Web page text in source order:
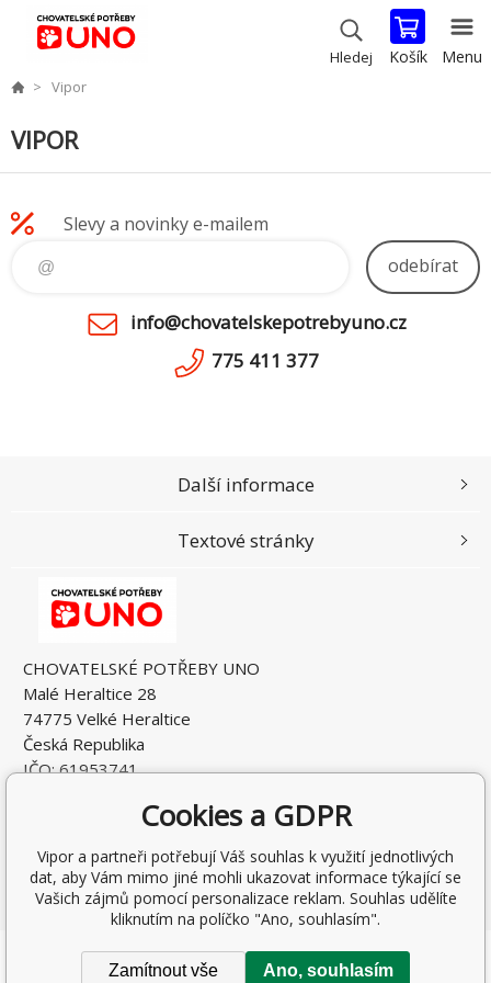
Hledej Košík Menu
Vipor
VIPOR
Slevy a novinky e-mailem
odebírat
info@chovatelskepotrebyuno.cz
775 411 377
CHOVATELSKÉ POTŘEBY UNO
Malé Heraltice 28
74775 Velké Heraltice
Česká Republika
IČO: 61953741
Další informace
Textové stránky
Copyright © 2026 Rostislav Hňátek
Cookies a GDPR
Vipor a partneři potřebují Váš souhlas k využití jednotlivých
dat, aby Vám mimo jiné mohli ukazovat informace týkající se
Vašich zájmů pomocí personalizace reklam. Souhlas udělíte
kliknutím na políčko "Ano, souhlasím".
Zamítnout vše Ano, souhlasím